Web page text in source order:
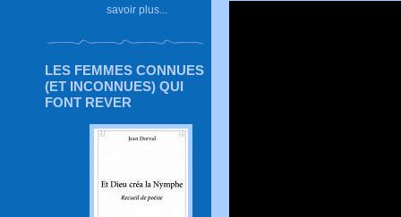
savoir plus...
LES FEMMES CONNUES
(ET INCONNUES) QUI
FONT REVER